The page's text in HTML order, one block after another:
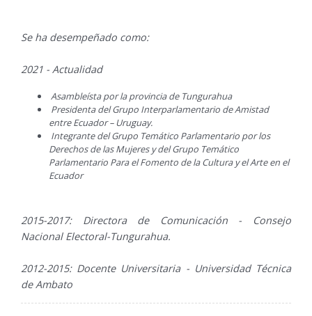
Se ha desempeñado como:
2021 - Actualidad
Asambleísta por la provincia de Tungurahua
Presidenta del Grupo Interparlamentario de Amistad
entre Ecuador – Uruguay.
Integrante del Grupo Temático Parlamentario por los
Derechos de las Mujeres y del Grupo Temático
Parlamentario Para el Fomento de la Cultura y el Arte en el
Ecuador
2015-2017: Directora de Comunicación - Consejo
Nacional Electoral-Tungurahua.
2012-2015: Docente Universitaria - Universidad Técnica
de Ambato